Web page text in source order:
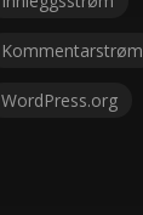
Kommentarstrøm
WordPress.org